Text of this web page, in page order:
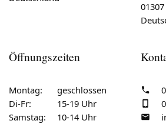
Öffnungszeiten
Montag:
Di-Fr:
Samstag:
geschlossen
15-19 Uhr
10-14 Uhr